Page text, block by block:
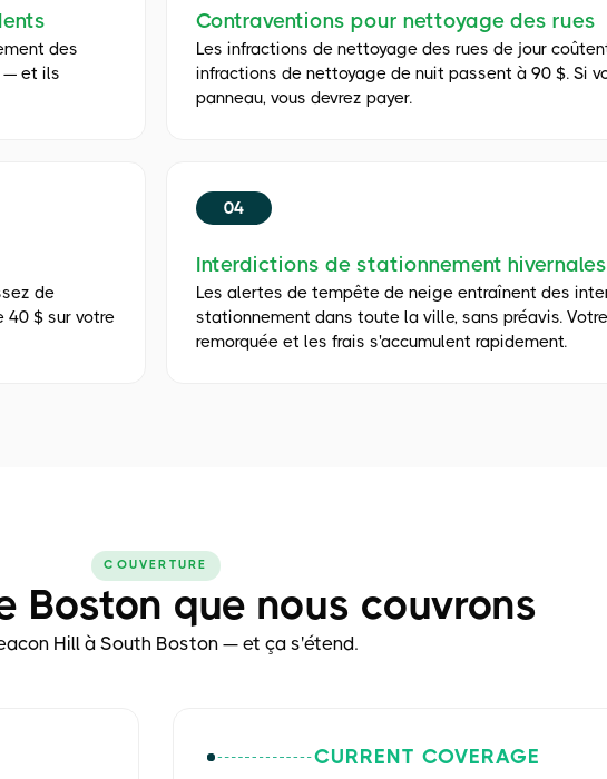
des
— et ils
Contraventions pour nettoyage des rues
Les infractions de nettoyage des rues de jour
infractions de nettoyage de nuit passent à 90 $. Si
panneau, vous devrez payer.
de
40 $ sur votre
04
Interdictions de stationnement hivernales
Les alertes de tempête de neige entraînent des
stationnement dans toute la ville, sans préavis.
remorquée et les frais s'accumulent rapidement.
COUVERTURE
Boston que nous couvrons
Hill à South Boston — et ça s'étend.
CURRENT COVERAGE